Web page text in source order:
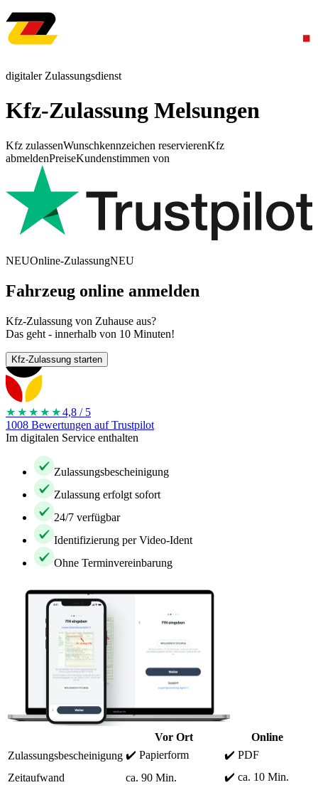
digitaler Zulassungsdienst
Kfz-Zulassung Melsungen
Kfz zulassenWunschkennzeichen reservierenKfz
abmeldenPreiseKundenstimmen von
NEUOnline-ZulassungNEU
Fahrzeug online anmelden
Kfz-Zulassung von Zuhause aus?
Das geht - innerhalb von 10 Minuten!
Kfz-Zulassung starten
★★★★ ★4,8 / 5
1008 Bewertungen auf Trustpilot
Im digitalen Service enthalten
Zulassungsbescheinigung
Zulassung erfolgt sofort
24/7 verfügbar
Identifizierung per Video-Ident
Ohne Terminvereinbarung
Vor Ort
Online
Zulassungsbescheinigung ✔️ Papierform
✔️ PDF
Zeitaufwand
ca. 90 Min.
✔️ ca. 10 Min.